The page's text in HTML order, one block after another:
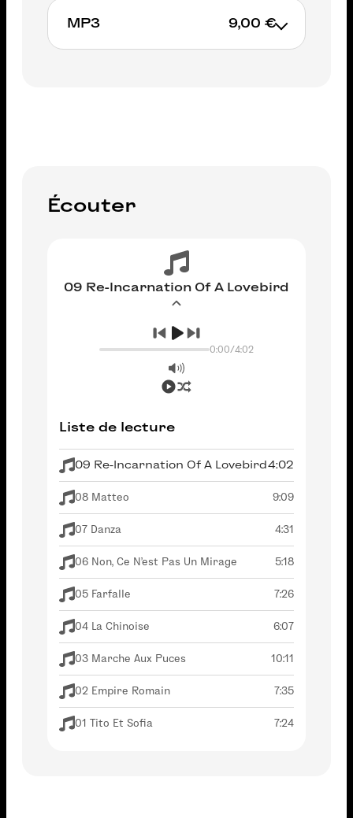
AJOUTER AU PANIER
MP3 9,00 €
Écouter
09 Re-Incarnation Of A Lovebird
0:00/4:02
Liste de lecture
09 Re-Incarnation Of A Lovebird 4:02
08 Matteo 9:09
07 Danza 4:31
06 Non, Ce N'est Pas Un Mirage 5:18
05 Farfalle 7:26
04 La Chinoise 6:07
03 Marche Aux Puces 10:11
02 Empire Romain 7:35
01 Tito Et Sofia 7:24